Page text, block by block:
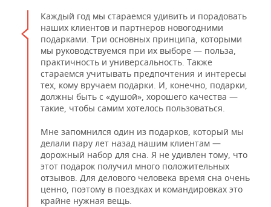
Каждый год мы стараемся удивить и порадовать
наших клиентов и партнеров новогодними
подарками. Три основных принципа, которыми
мы руководствуемся при их выборе — польза,
практичность и универсальность. Также
стараемся учитывать предпочтения и интересы
тех, кому вручаем подарки. И, конечно, подарки,
должны быть с «душой», хорошего качества —
такие, чтобы самим хотелось пользоваться.
Мне запомнился один из подарков, который мы
делали пару лет назад нашим клиентам —
дорожный набор для сна. Я не удивлен тому, что
этот подарок получил много положительных
отзывов. Для делового человека время сна очень
ценно, поэтому в поездках и командировках это
крайне нужная вещь.